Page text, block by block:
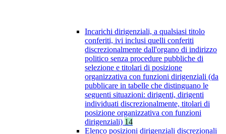
Incarichi dirigenziali, a qualsiasi titolo
conferiti, ivi inclusi quelli conferiti
discrezionalmente dall'organo di indirizzo
politico senza procedure pubbliche di
selezione e titolari di posizione
organizzativa con funzioni dirigenziali (da
pubblicare in tabelle che distinguano le
seguenti situazioni: dirigenti, dirigenti
individuati discrezionalmente, titolari di
posizione organizzativa con funzioni
dirigenziali) 14
Elenco posizioni dirigenziali discrezionali